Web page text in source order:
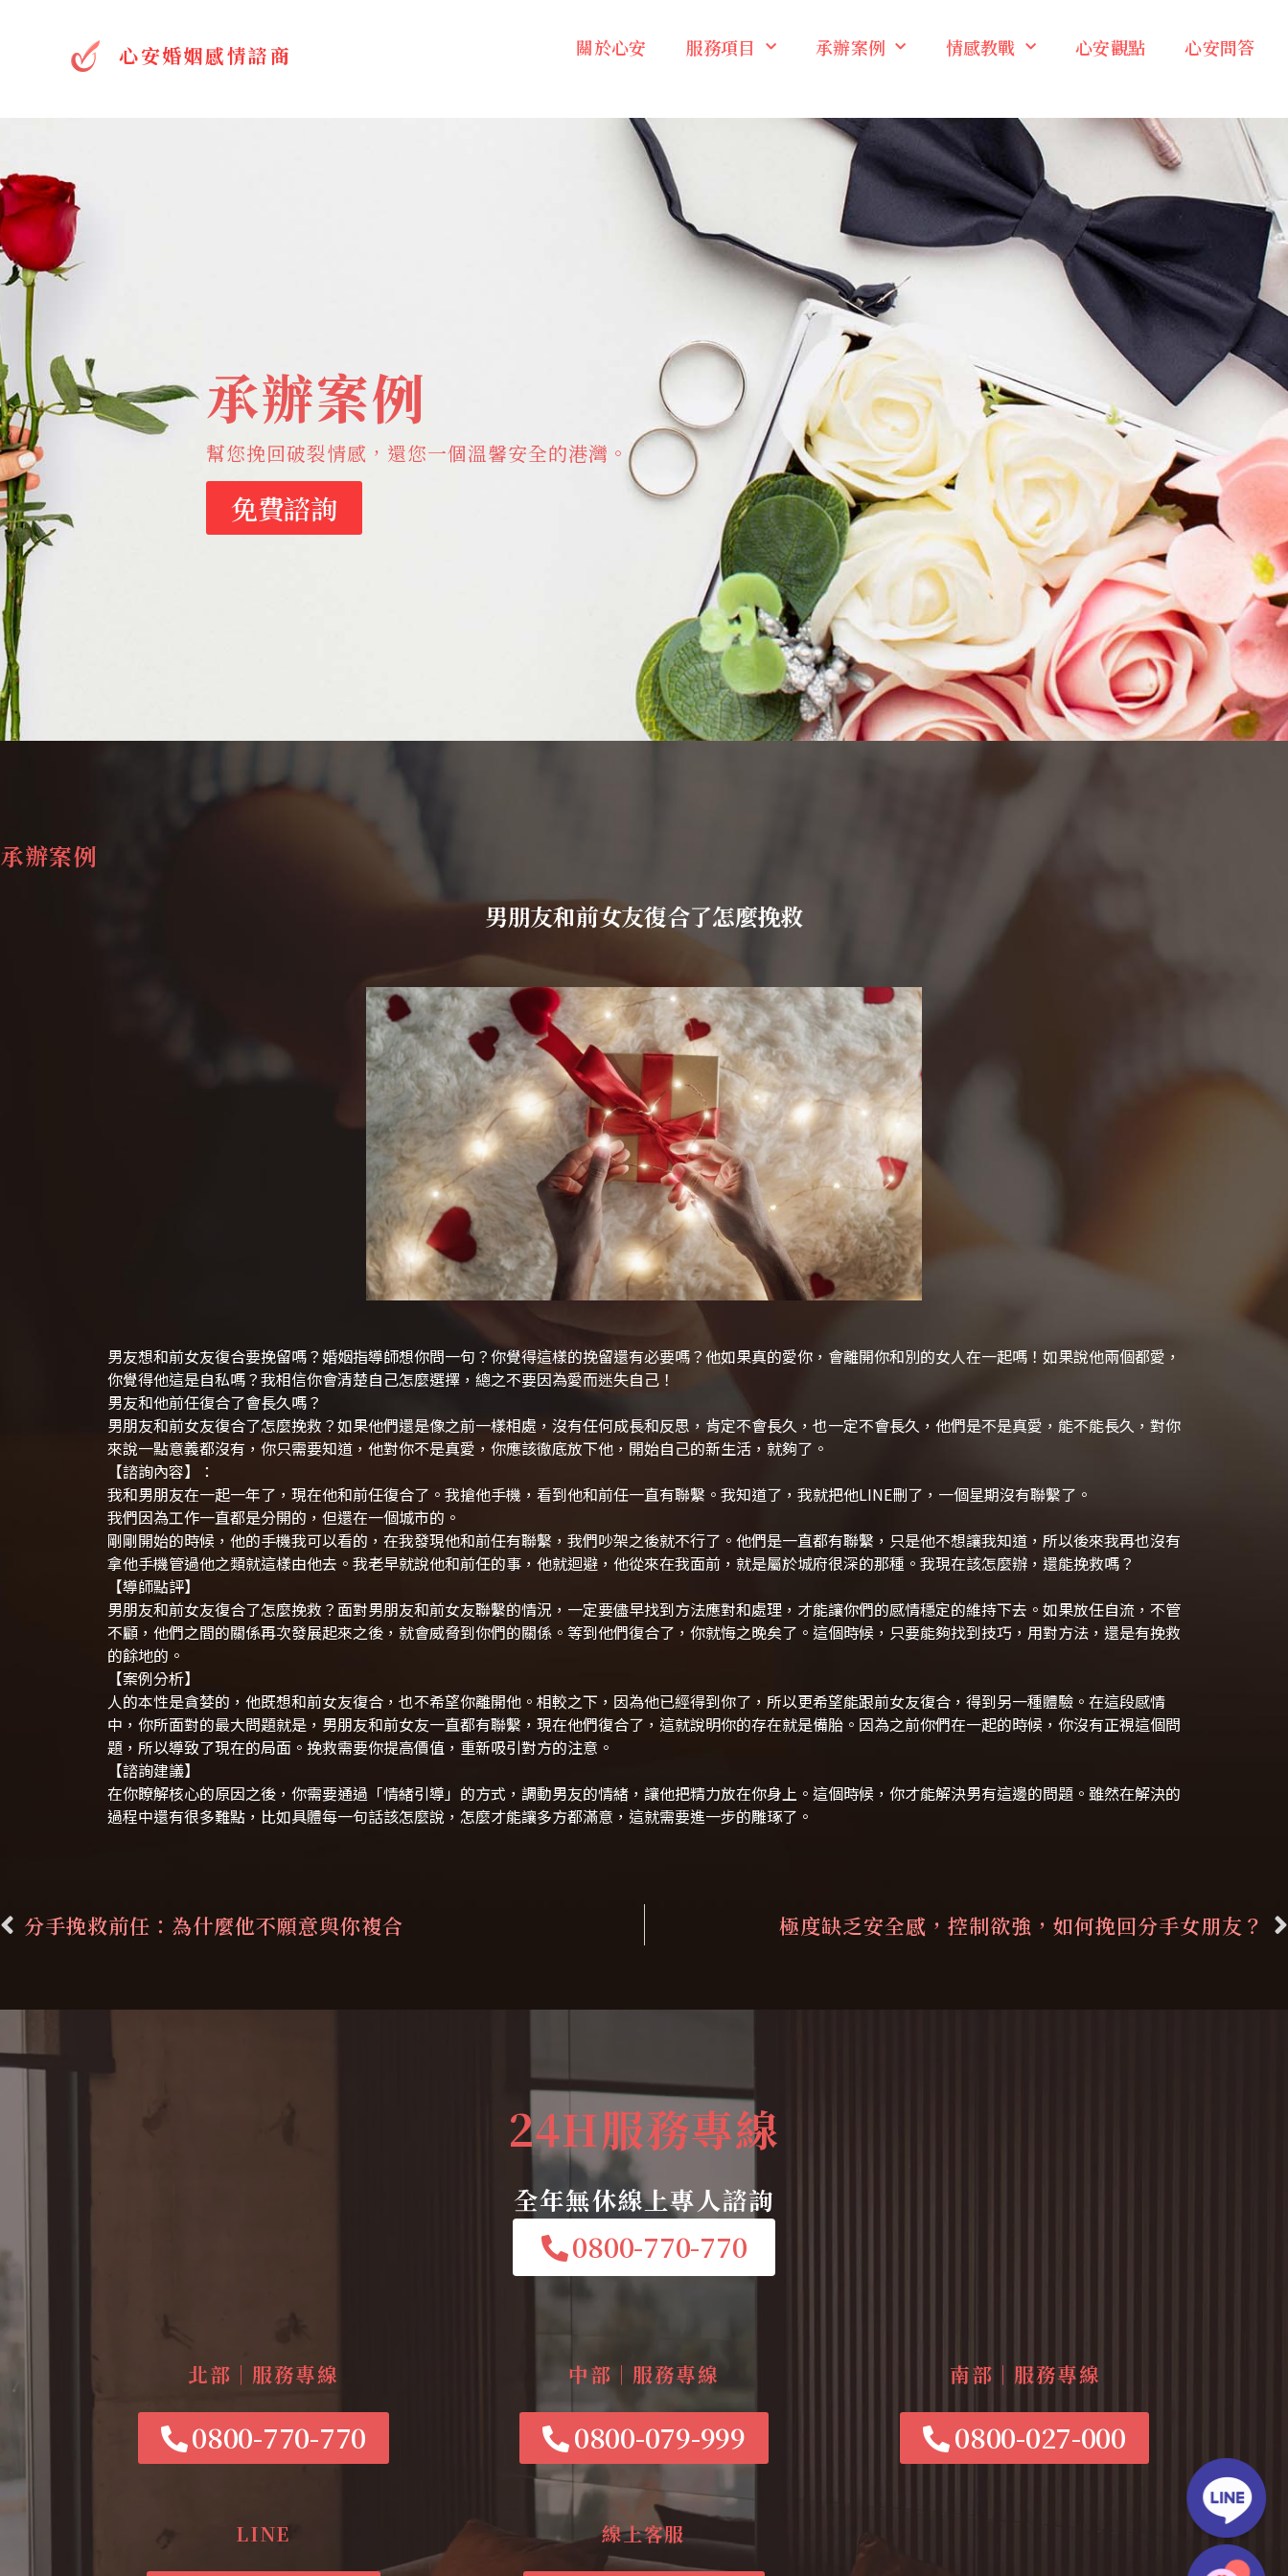
心安婚姻感情諮商 關於心安 服務項目 承辦案例 情感教戰 心安觀點 心安問答
承辦案例
幫您挽回破裂情感，還您一個溫馨安全的港灣。
免費諮詢
承辦案例
男朋友和前女友復合了怎麼挽救
男友想和前女友復合要挽留嗎？婚姻指導師想你問一句？你覺得這樣的挽留還有必要嗎？他如果真的愛你，會離開你和別的女人在一起嗎！如果說他兩個都愛，
你覺得他這是自私嗎？我相信你會清楚自己怎麼選擇，總之不要因為愛而迷失自己！
男友和他前任復合了會長久嗎？
男朋友和前女友復合了怎麼挽救？如果他們還是像之前一樣相處，沒有任何成長和反思，肯定不會長久，也一定不會長久，他們是不是真愛，能不能長久，對你
來說一點意義都沒有，你只需要知道，他對你不是真愛，你應該徹底放下他，開始自己的新生活，就夠了。
【諮詢內容】：
我和男朋友在一起一年了，現在他和前任復合了。我搶他手機，看到他和前任一直有聯繫。我知道了，我就把他LINE刪了，一個星期沒有聯繫了。
我們因為工作一直都是分開的，但還在一個城市的。
剛剛開始的時候，他的手機我可以看的，在我發現他和前任有聯繫，我們吵架之後就不行了。他們是一直都有聯繫，只是他不想讓我知道，所以後來我再也沒有
拿他手機管過他之類就這樣由他去。我老早就說他和前任的事，他就迴避，他從來在我面前，就是屬於城府很深的那種。我現在該怎麼辦，還能挽救嗎？
【導師點評】
男朋友和前女友復合了怎麼挽救？面對男朋友和前女友聯繫的情況，一定要儘早找到方法應對和處理，才能讓你們的感情穩定的維持下去。如果放任自流，不管
不顧，他們之間的關係再次發展起來之後，就會威脅到你們的關係。等到他們復合了，你就悔之晚矣了。這個時候，只要能夠找到技巧，用對方法，還是有挽救
的餘地的。
【案例分析】
人的本性是貪婪的，他既想和前女友復合，也不希望你離開他。相較之下，因為他已經得到你了，所以更希望能跟前女友復合，得到另一種體驗。在這段感情
中，你所面對的最大問題就是，男朋友和前女友一直都有聯繫，現在他們復合了，這就說明你的存在就是備胎。因為之前你們在一起的時候，你沒有正視這個問
題，所以導致了現在的局面。挽救需要你提高價值，重新吸引對方的注意。
【諮詢建議】
在你瞭解核心的原因之後，你需要通過「情緒引導」的方式，調動男友的情緒，讓他把精力放在你身上。這個時候，你才能解決男有這邊的問題。雖然在解決的
過程中還有很多難點，比如具體每一句話該怎麼說，怎麼才能讓多方都滿意，這就需要進一步的雕琢了。
分手挽救前任：為什麼他不願意與你複合 極度缺乏安全感，控制欲強，如何挽回分手女朋友？
24H服務專線
全年無休線上專人諮詢
0800-770-770
北部｜服務專線
0800-770-770
中部｜服務專線
0800-079-999
南部｜服務專線
0800-027-000
LINE 線上客服